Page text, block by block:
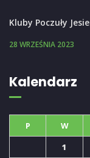
Kluby Poczuły
28 WRZEŚNIA 2023
Kalendarz
P W
1